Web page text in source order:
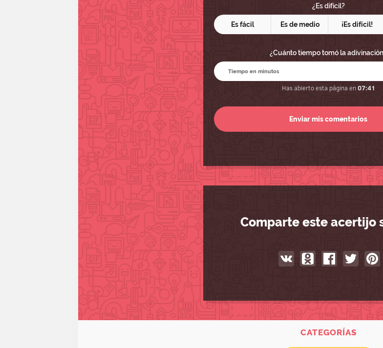
¿Es difícil?
Es fácil Es de medio ¡Es difícil!
¿Cuánto tiempo tomó la
Has abierto esta página en07:41
Comparte este acertijo
CATEGORÍAS